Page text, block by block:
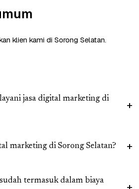
klien kami di Sorong Selatan.
jasa digital marketing di
marketing di Sorong Selatan?
termasuk dalam biaya